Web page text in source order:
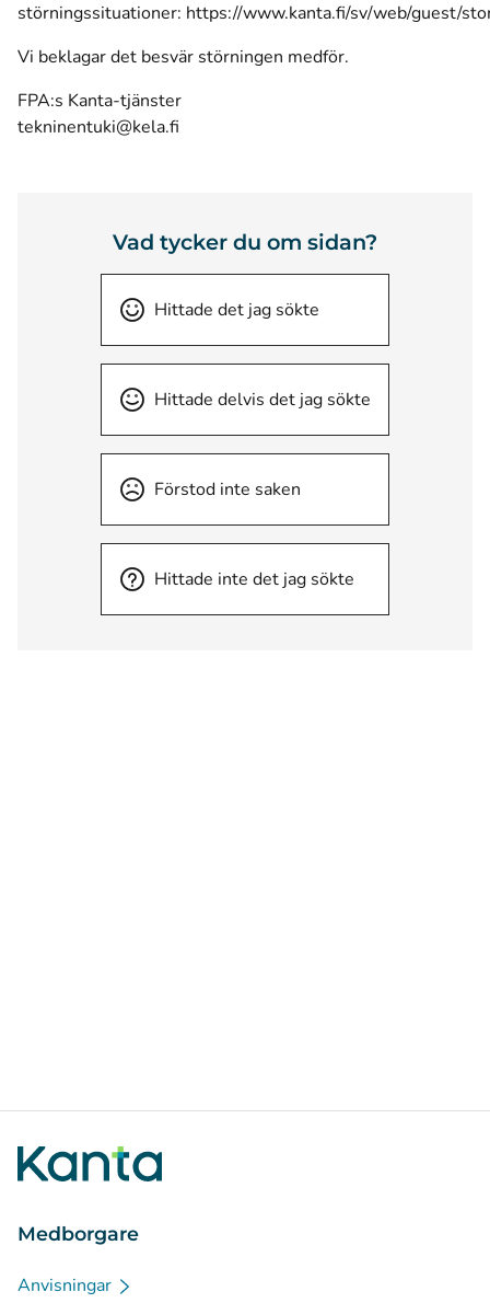
störningssituationer: https://www.kanta.fi/sv/web/guest/
Vi beklagar det besvär störningen medför.
FPA:s Kanta-tjänster
tekninentuki@kela.fi
Vad tycker du om sidan?
Hittade det jag sökte
Hittade delvis det jag sökte
Förstod inte saken
Hittade inte det jag sökte
Medborgare
Anvisningar